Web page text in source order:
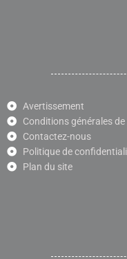
Avertissement
Conditions générales de
Contactez-nous
Politique de
Plan du site